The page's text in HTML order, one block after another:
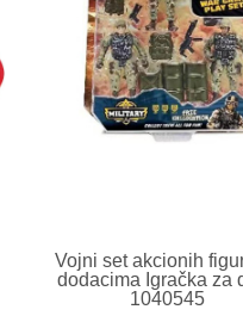
Vojni set akcionih
dodacima Igračka za
1040545